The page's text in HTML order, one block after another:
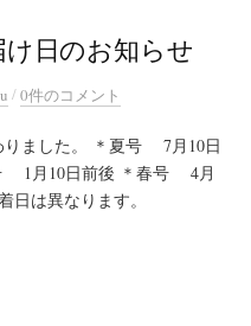
日のお知らせ
/0件のコメント
りました。 ＊夏号 7月10日
1月10日前後 ＊春号 4月
日は異なります。